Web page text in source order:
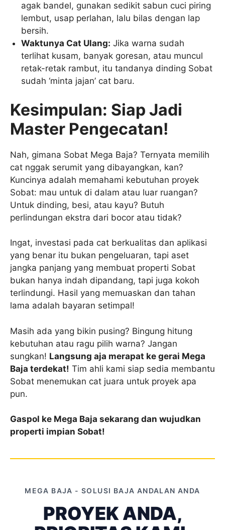
agak bandel, gunakan sedikit sabun cuci piring
lembut, usap perlahan, lalu bilas dengan lap
bersih.
Waktunya Cat Ulang: Jika warna sudah
terlihat kusam, banyak goresan, atau muncul
retak-retak rambut, itu tandanya dinding Sobat
sudah ‘minta jajan’ cat baru.
Kesimpulan: Siap Jadi
Master Pengecatan!
Nah, gimana Sobat Mega Baja? Ternyata memilih
cat nggak serumit yang dibayangkan, kan?
Kuncinya adalah memahami kebutuhan proyek
Sobat: mau untuk di dalam atau luar ruangan?
Untuk dinding, besi, atau kayu? Butuh
perlindungan ekstra dari bocor atau tidak?
Ingat, investasi pada cat berkualitas dan aplikasi
yang benar itu bukan pengeluaran, tapi aset
jangka panjang yang membuat properti Sobat
bukan hanya indah dipandang, tapi juga kokoh
terlindungi. Hasil yang memuaskan dan tahan
lama adalah bayaran setimpal!
Masih ada yang bikin pusing? Bingung hitung
kebutuhan atau ragu pilih warna? Jangan
sungkan! Langsung aja merapat ke gerai Mega
Baja terdekat! Tim ahli kami siap sedia membantu
Sobat menemukan cat juara untuk proyek apa
pun.
Gaspol ke Mega Baja sekarang dan wujudkan
properti impian Sobat!
MEGA BAJA - SOLUSI BAJA ANDALAN ANDA
PROYEK ANDA,